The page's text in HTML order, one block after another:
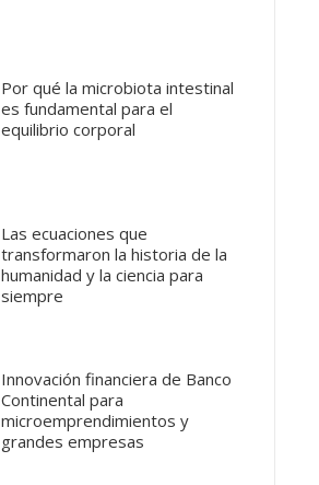
Por qué la microbiota intestinal
es fundamental para el
equilibrio corporal
Las ecuaciones que
transformaron la historia de la
humanidad y la ciencia para
siempre
Innovación financiera de Banco
Continental para
microemprendimientos y
grandes empresas